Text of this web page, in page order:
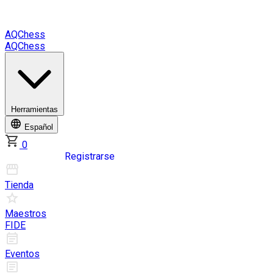
AQChess
AQChess
Herramientas
Español
0
Registrarse
Tienda
Maestros
FIDE
Eventos